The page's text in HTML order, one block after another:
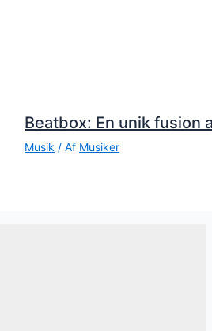
Beatbox: En unik fusion
Musik / Af Musiker